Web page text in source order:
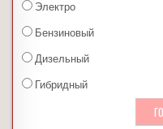
Электро
Бензиновый
Дизельный
Гибридный